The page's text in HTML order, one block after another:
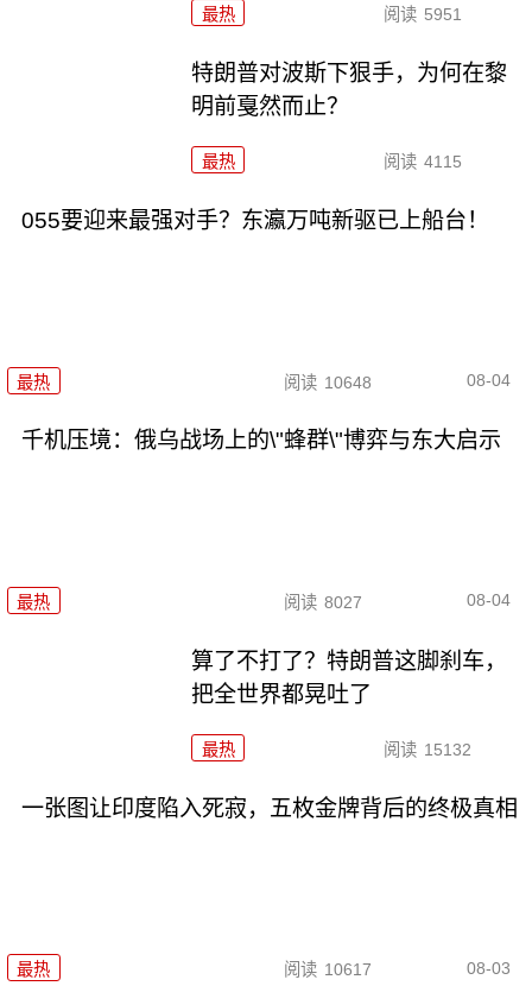
最热 阅读 5951
特朗普对波斯下狠手，为何在黎
明前戛然而止？
最热 阅读 4115
055要迎来最强对手？东瀛万吨新驱已上船台！
最热 阅读 10648 08-04
千机压境：俄乌战场上的\"蜂群\"博弈与东大启示
最热 阅读 8027 08-04
算了不打了？特朗普这脚刹车，
把全世界都晃吐了
最热 阅读 15132
一张图让印度陷入死寂，五枚金牌背后的终极真相
最热 阅读 10617 08-03